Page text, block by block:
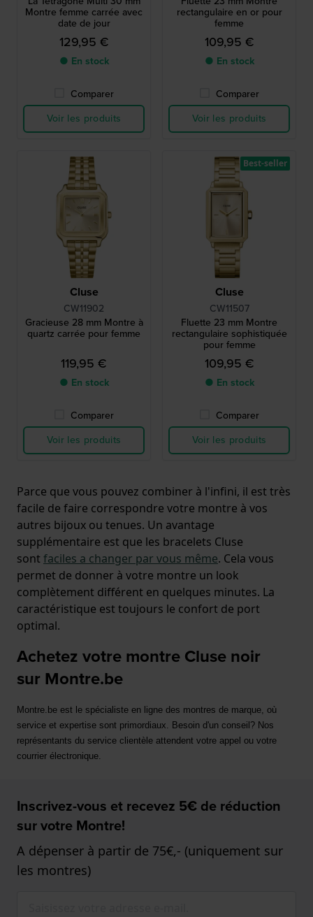
Montre femme carrée avec
date de jour
129,95 €
● En stock
Comparer
Voir les produits
rectangulaire en or pour
femme
109,95 €
● En stock
Comparer
Voir les produits
Cluse
CW11902
Gracieuse 28 mm Montre à
quartz carrée pour femme
119,95 €
● En stock
Comparer
Voir les produits
Cluse
CW11507
Fluette 23 mm Montre
rectangulaire sophistiquée
pour femme
109,95 €
● En stock
Comparer
Voir les produits
Best-seller
Parce que vous pouvez combiner à l'infini, il est très
facile de faire correspondre votre montre à vos
autres bijoux ou tenues. Un avantage
supplémentaire est que les bracelets Cluse
sont faciles a changer par vous même. Cela vous
permet de donner à votre montre un look
complètement différent en quelques minutes. La
caractéristique est toujours le confort de port
optimal.
Achetez votre montre Cluse noir
sur Montre.be
Montre.be est le spécialiste en ligne des montres de marque, où
service et expertise sont primordiaux. Besoin d'un conseil? Nos
représentants du service clientèle attendent votre appel ou votre
courrier électronique.
Inscrivez-vous et recevez 5€ de réduction
sur votre Montre!
A dépenser à partir de 75€,- (uniquement sur
les montres)